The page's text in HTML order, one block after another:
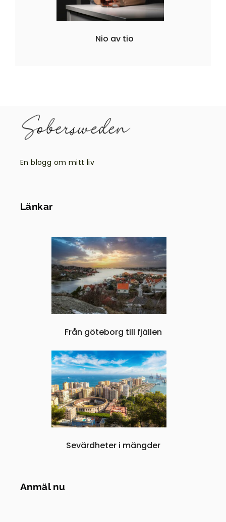
Nio av tio
En blogg om mitt liv
Länkar
Från göteborg till fjällen
Sevärdheter i mängder
Anmäl nu